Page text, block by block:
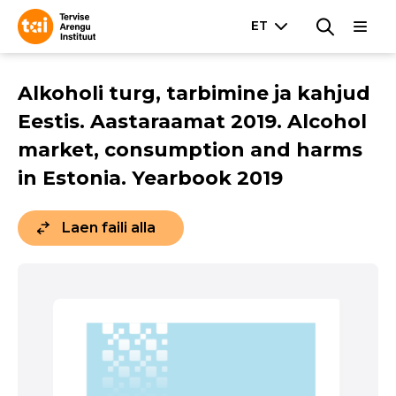
Alkoholi turg, tarbimine ja kahjud
Eestis. Aastaraamat 2019. Alcohol
market, consumption and harms
in Estonia. Yearbook 2019
Laen faili alla